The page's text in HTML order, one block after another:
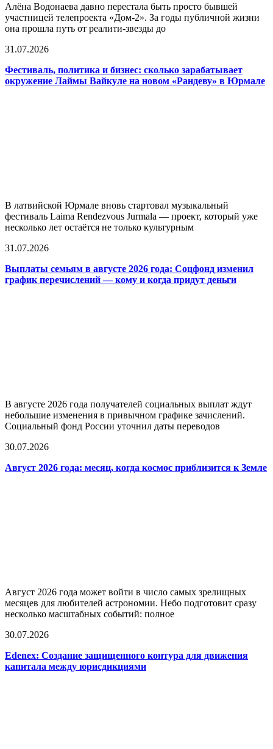
Алёна Водонаева давно перестала быть просто бывшей
участницей телепроекта «Дом-2». За годы публичной жизни
она прошла путь от реалити-звезды до
31.07.2026
Фестиваль, политика и бизнес: сколько зарабатывает
окружение Лаймы Вайкуле на новом «Рандеву» в Юрмале
В латвийской Юрмале вновь стартовал музыкальный
фестиваль Laima Rendezvous Jurmala — проект, который уже
несколько лет остаётся не только культурным
31.07.2026
Выплаты семьям в августе 2026 года: Соцфонд изменил
график перечислений — кому и когда придут деньги
В августе 2026 года получателей социальных выплат ждут
небольшие изменения в привычном графике зачислений.
Социальный фонд России уточнил даты переводов
30.07.2026
Август 2026 года: месяц, когда космос приблизится к Земле
Август 2026 года может войти в число самых зрелищных
месяцев для любителей астрономии. Небо подготовит сразу
несколько масштабных событий: полное
30.07.2026
Edenex: Создание защищенного контура для движения
капитала между юрисдикциями